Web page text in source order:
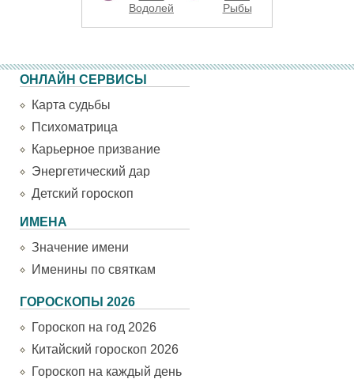
Водолей
Рыбы
ОНЛАЙН СЕРВИСЫ
Карта судьбы
Психоматрица
Карьерное призвание
Энергетический дар
Детский гороскоп
ИМЕНА
Значение имени
Именины по святкам
ГОРОСКОПЫ 2026
Гороскоп на год 2026
Китайский гороскоп 2026
Гороскоп на каждый день